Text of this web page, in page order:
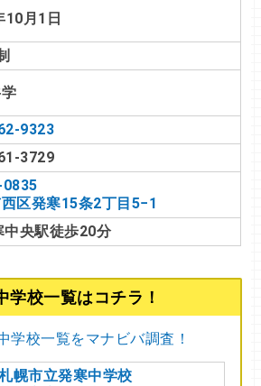
10月1日
9323
3729
区発寒15条2丁目5−1
中央駅徒歩20分
学校一覧はコチラ！
学校一覧をマナビバ調査！
幌市立発寒中学校